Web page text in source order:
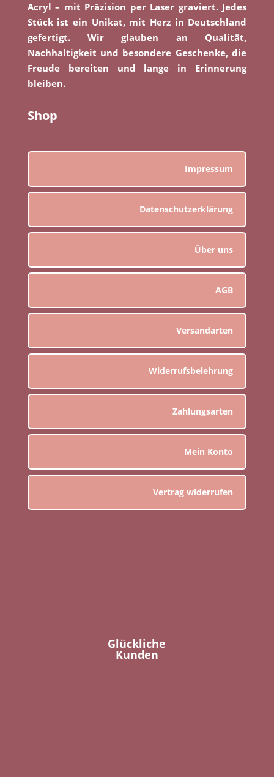
Acryl – mit Präzision per Laser graviert. Jedes
Stück ist ein Unikat, mit Herz in Deutschland
gefertigt. Wir glauben an Qualität,
Nachhaltigkeit und besondere Geschenke, die
Freude bereiten und lange in Erinnerung
bleiben.
Shop
Impressum
Datenschutzerklärung
Über uns
AGB
Versandarten
Widerrufsbelehrung
Zahlungsarten
Mein Konto
Vertrag widerrufen
Glückliche
Kunden